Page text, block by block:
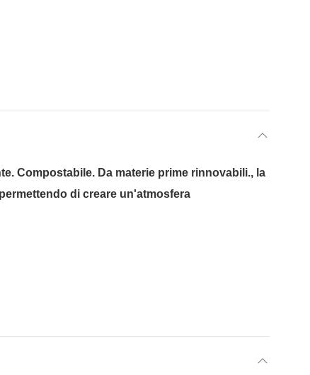
Compostabile. Da materie prime rinnovabili., la
di creare un'atmosfera